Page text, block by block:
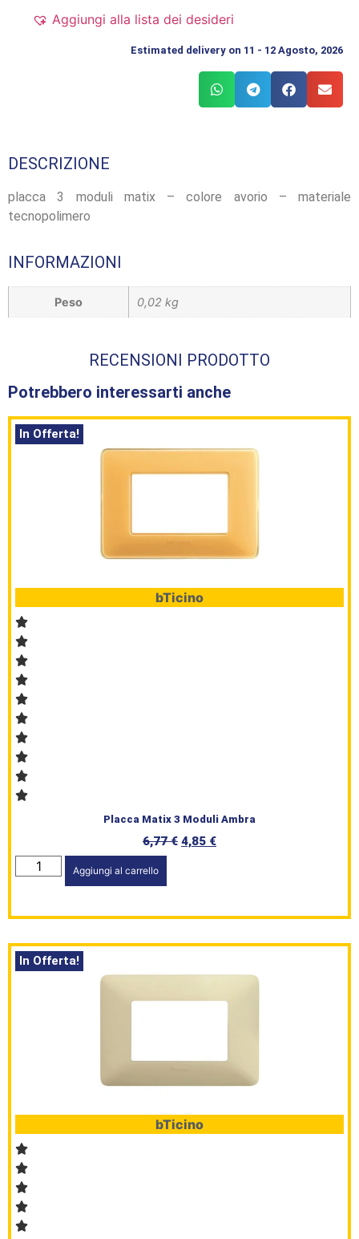
Aggiungi alla lista dei desideri
Estimated delivery on 11 - 12 Agosto, 2026
DESCRIZIONE
placca 3 moduli matix – colore avorio – materiale
tecnopolimero
INFORMAZIONI
Peso 0,02 kg
RECENSIONI PRODOTTO
Potrebbero interessarti anche
In Offerta!
bTicino
Placca Matix 3 Moduli Ambra
6,77€ 4,85 €
Aggiungi al carrello
In Offerta!
bTicino